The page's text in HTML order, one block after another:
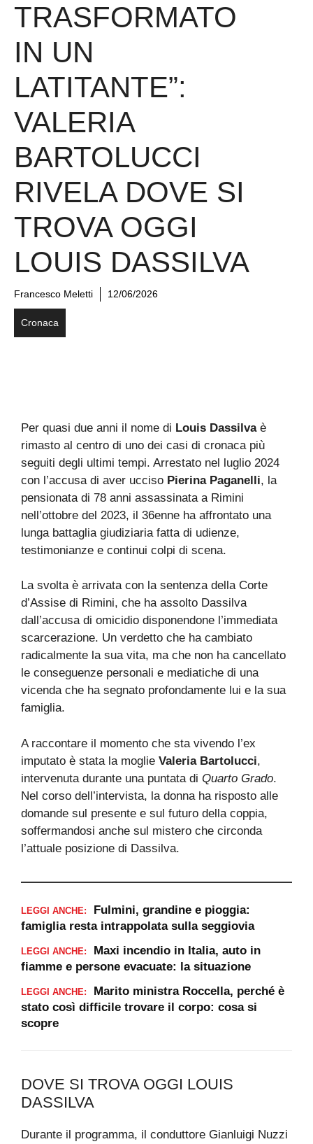
TRASFORMATO
IN UN
LATITANTE”:
VALERIA
BARTOLUCCI
RIVELA DOVE SI
TROVA OGGI
LOUIS DASSILVA
Francesco Meletti 12/06/2026
Cronaca
Per quasi due anni il nome di Louis Dassilvaè
rimasto al centro di uno dei casi di cronaca più
seguiti degli ultimi tempi. Arrestato nel luglio 2024
con l’accusa di aver ucciso Pierina Paganelli, la
pensionata di 78 anni assassinata a Rimini
nell’ottobre del 2023, il 36enne ha affrontato una
lunga battaglia giudiziaria fatta di udienze,
testimonianze e continui colpi di scena.
La svolta è arrivata con la sentenza della Corte
d’Assise di Rimini, che ha assolto Dassilva
dall’accusa di omicidio disponendone l’immediata
scarcerazione. Un verdetto che ha cambiato
radicalmente la sua vita, ma che non ha cancellato
le conseguenze personali e mediatiche di una
vicenda che ha segnato profondamente lui e la sua
famiglia.
A raccontare il momento che sta vivendo l’ex
imputato è stata la moglie Valeria Bartolucci,
intervenuta durante una puntata di Quarto Grado.
Nel corso dell’intervista, la donna ha risposto alle
domande sul presente e sul futuro della coppia,
soffermandosi anche sul mistero che circonda
l’attuale posizione di Dassilva.
LEGGI ANCHE:
Fulmini, grandine e pioggia:
famiglia resta intrappolata sulla seggiovia
LEGGI ANCHE:
Maxi incendio in Italia, auto in
fiamme e persone evacuate: la situazione
LEGGI ANCHE:
Marito ministra Roccella, perché è
stato così difficile trovare il corpo: cosa si
scopre
DOVE SI TROVA OGGI LOUIS
DASSILVA
Durante il programma, il conduttore Gianluigi Nuzzi